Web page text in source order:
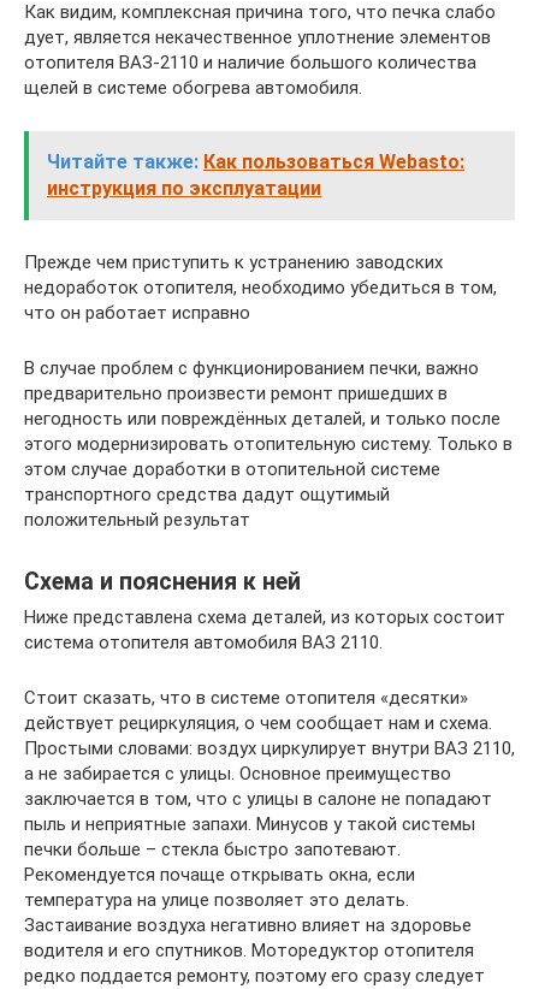
Как видим, комплексная причина того, что печка слабо
дует, является некачественное уплотнение элементов
отопителя ВАЗ-2110 и наличие большого количества
щелей в системе обогрева автомобиля.
Читайте также: Как пользоваться Webasto:
инструкция по эксплуатации
Прежде чем приступить к устранению заводских
недоработок отопителя, необходимо убедиться в том,
что он работает исправно
В случае проблем с функционированием печки, важно
предварительно произвести ремонт пришедших в
негодность или повреждённых деталей, и только после
этого модернизировать отопительную систему. Только в
этом случае доработки в отопительной системе
транспортного средства дадут ощутимый
положительный результат
Схема и пояснения к ней
Ниже представлена схема деталей, из которых состоит
система отопителя автомобиля ВАЗ 2110.
Стоит сказать, что в системе отопителя «десятки»
действует рециркуляция, о чем сообщает нам и схема.
Простыми словами: воздух циркулирует внутри ВАЗ 2110,
а не забирается с улицы. Основное преимущество
заключается в том, что с улицы в салоне не попадают
пыль и неприятные запахи. Минусов у такой системы
печки больше – стекла быстро запотевают.
Рекомендуется почаще открывать окна, если
температура на улице позволяет это делать.
Застаивание воздуха негативно влияет на здоровье
водителя и его спутников. Моторедуктор отопителя
редко поддается ремонту, поэтому его сразу следует